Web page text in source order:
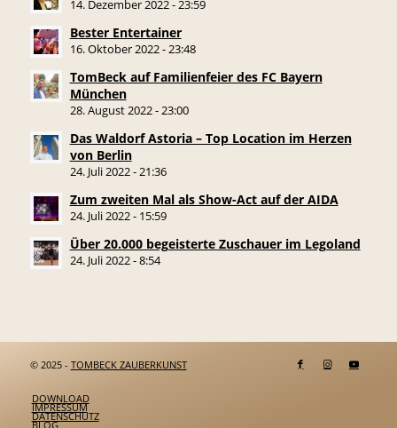
14. Dezember 2022 - 23:59
Bester Entertainer
16. Oktober 2022 - 23:48
TomBeck auf Familienfeier des FC Bayern
München
28. August 2022 - 23:00
Das Waldorf Astoria – Top Location im Herzen
von Berlin
24. Juli 2022 - 21:36
Zum zweiten Mal als Show-Act auf der AIDA
24. Juli 2022 - 15:59
Über 20.000 begeisterte Zuschauer im Legoland
24. Juli 2022 - 8:54
© 2025 - TOMBECK ZAUBERKUNST
DOWNLOAD
IMPRESSUM
DATENSCHUTZ
BLOG